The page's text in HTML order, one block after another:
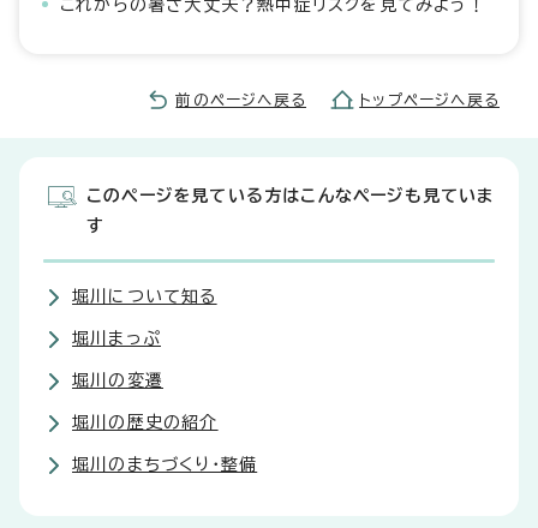
これからの暑さ大丈夫？熱中症リスクを見てみよう！
前のページへ戻る トップページへ戻る
このページを見ている方はこんなページも見ていま
す
堀川について知る
堀川まっぷ
堀川の変遷
堀川の歴史の紹介
堀川のまちづくり・整備